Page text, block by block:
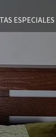
ESPECIALES